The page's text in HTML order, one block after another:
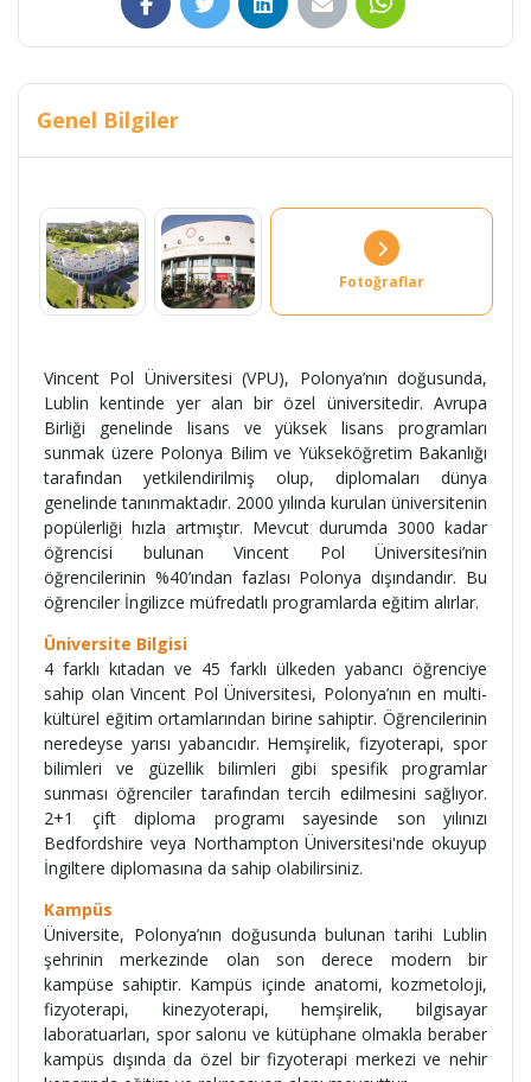
Genel Bilgiler
Fotoğraflar
Vincent Pol Üniversitesi (VPU), Polonya’nın doğusunda,
Lublin kentinde yer alan bir özel üniversitedir. Avrupa
Birliği genelinde lisans ve yüksek lisans programları
sunmak üzere Polonya Bilim ve Yükseköğretim Bakanlığı
tarafından yetkilendirilmiş olup, diplomaları dünya
genelinde tanınmaktadır. 2000 yılında kurulan üniversitenin
popülerliği hızla artmıştır. Mevcut durumda 3000 kadar
öğrencisi bulunan Vincent Pol Üniversitesi’nin
öğrencilerinin %40’ından fazlası Polonya dışındandır. Bu
öğrenciler İngilizce müfredatlı programlarda eğitim alırlar.
Üniversite Bilgisi
4 farklı kıtadan ve 45 farklı ülkeden yabancı öğrenciye
sahip olan Vincent Pol Üniversitesi, Polonya’nın en multi-
kültürel eğitim ortamlarından birine sahiptir. Öğrencilerinin
neredeyse yarısı yabancıdır. Hemşirelik, fizyoterapi, spor
bilimleri ve güzellik bilimleri gibi spesifik programlar
sunması öğrenciler tarafından tercih edilmesini sağlıyor.
2+1 çift diploma programı sayesinde son yılınızı
Bedfordshire veya Northampton Üniversitesi'nde okuyup
İngiltere diplomasına da sahip olabilirsiniz.
Kampüs
Üniversite, Polonya’nın doğusunda bulunan tarihi Lublin
şehrinin merkezinde olan son derece modern bir
kampüse sahiptir. Kampüs içinde anatomi, kozmetoloji,
fizyoterapi, kinezyoterapi, hemşirelik, bilgisayar
laboratuarları, spor salonu ve kütüphane olmakla beraber
kampüs dışında da özel bir fizyoterapi merkezi ve nehir